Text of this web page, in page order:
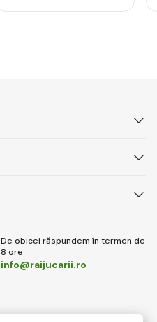
De obicei răspundem în termen de
8 ore
info@raijucarii.ro